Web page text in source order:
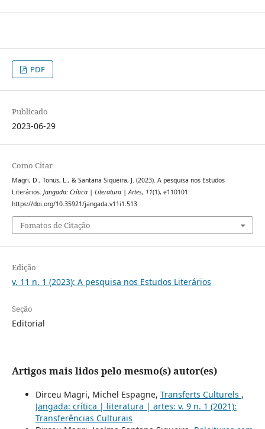
PDF
Publicado
2023-06-29
Como Citar
Magri, D., Tonus, L., & Santana Siqueira, J. (2023). A pesquisa nos Estudos
Literários. Jangada: Crítica | Literatura | Artes, 11(1), e110101.
https://doi.org/10.35921/jangada.v11i1.513
Fomatos de Citação
Edição
v. 11 n. 1 (2023): A pesquisa nos Estudos Literários
Seção
Editorial
Artigos mais lidos pelo mesmo(s) autor(es)
Dirceu Magri, Michel Espagne, Transferts Culturels ,
Jangada: crítica | literatura | artes: v. 9 n. 1 (2021):
Transferências Culturais